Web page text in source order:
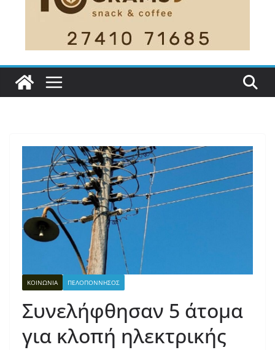
ΚΟΙΝΩΝΙΑ ΠΕΛΟΠΟΝΝΗΣΟΣ
Συνελήφθησαν 5 άτομα
για κλοπή ηλεκτρικής